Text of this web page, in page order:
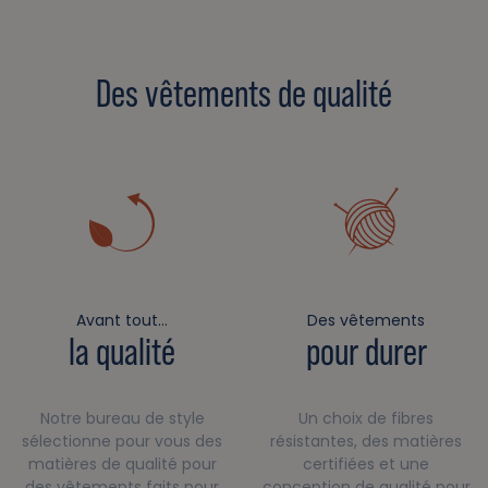
Des vêtements de qualité
Avant tout…
la qualité
Notre bureau de style
sélectionne pour vous des
matières de qualité pour
Des vêtements
pour durer
Un choix de fibres
résistantes, des matières
certifiées et une